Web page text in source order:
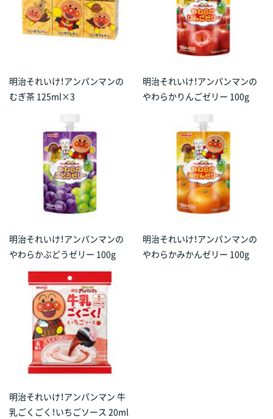
明治それいけ！アンパンマンの
むぎ茶 125ml×3
明治それいけ！アンパンマンの
やわらかりんごゼリー 100g
明治それいけ！アンパンマンの
やわらかぶどうゼリー 100g
明治それいけ！アンパンマンの
やわらかみかんゼリー 100g
明治それいけ！アンパンマン 牛
乳ごくごく！いちごソース 20ml